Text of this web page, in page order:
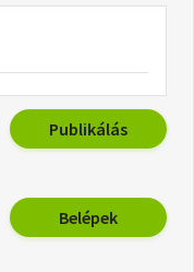
Publikálás
Belépek